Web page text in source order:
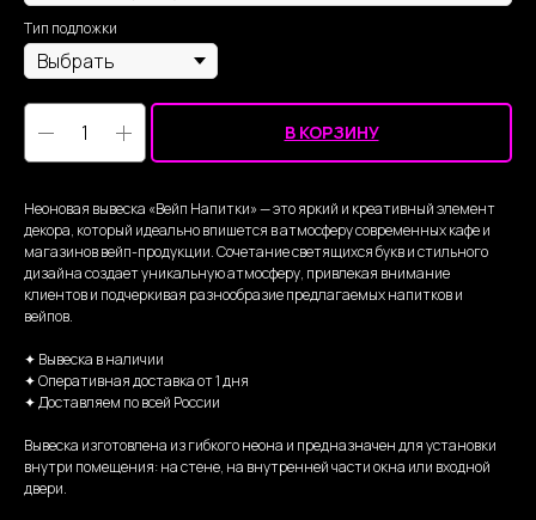
Тип подложки
В КОРЗИНУ
Неоновая вывеска «Вейп Напитки» — это яркий и креативный элемент
декора, который идеально впишется в атмосферу современных кафе и
магазинов вейп-продукции. Сочетание светящихся букв и стильного
дизайна создает уникальную атмосферу, привлекая внимание
клиентов и подчеркивая разнообразие предлагаемых напитков и
вейпов.
✦ Вывеска в наличии
✦ Оперативная доставка от 1 дня
✦ Доставляем по всей России
Вывеска изготовлена из гибкого неона и предназначен для установки
внутри помещения: на стене, на внутренней части окна или входной
двери.